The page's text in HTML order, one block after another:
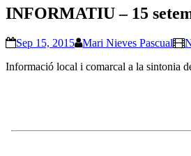
INFORMATIU – 15
Sep 15, 2015 Mari Nieves Pascual
Informació local i comarcal a la sintonia